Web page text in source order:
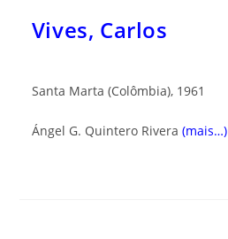
Vives, Carlos
Santa Marta (Colômbia), 1961
Ángel G. Quintero Rivera (mais…)